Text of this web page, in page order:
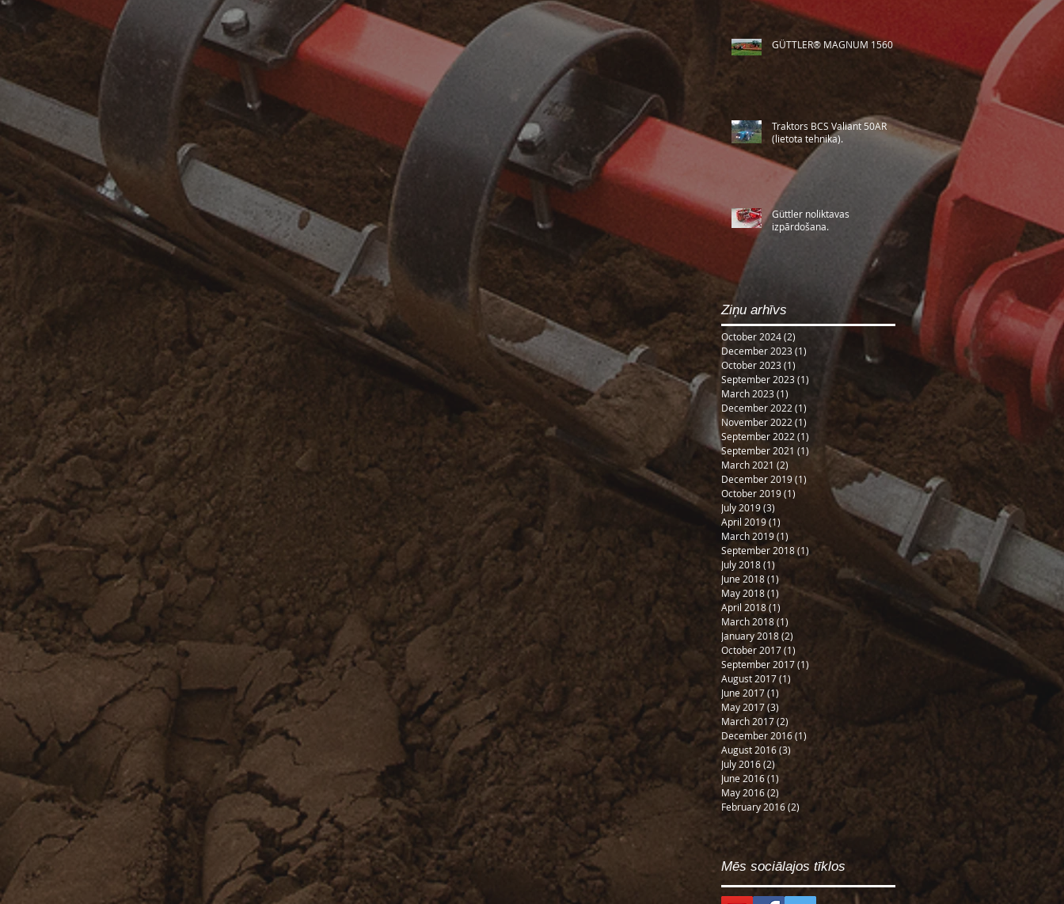
GÜTTLER® MAGNUM 1560
Traktors BCS Valiant 50AR
(lietota tehnika).
Güttler noliktavas
izpārdošana.
Ziņu arhīvs
October 2024(2)
December 2023(1)
October 2023(1)
September 2023(1)
March 2023(1)
December 2022(1)
November 2022(1)
September 2022(1)
September 2021 (1) 1 post
March 2021 (2)
December 2019(1)
October 2019(1)
July 2019(3)
April 2019(1)
March 2019(1)
September 2018(1) 1 post
July 2018(1) 1 post
June 2018(1) 1 post
May 2018(1) 1 post
April 2018(1)
March 2018(1)
January 2018(2)
October 2017(1)
September 2017(1)
August 2017(1)
June 2017(1) 1 post
May 2017(3)
March 2017(2)
December 2016(1) 1 post
August 2016(3) 3 posts
July 2016(2)2 posts
June 2016(1)
May 2016(2) 2 posts
February 2016(2) 2 posts
Mēs sociālajos tīklos